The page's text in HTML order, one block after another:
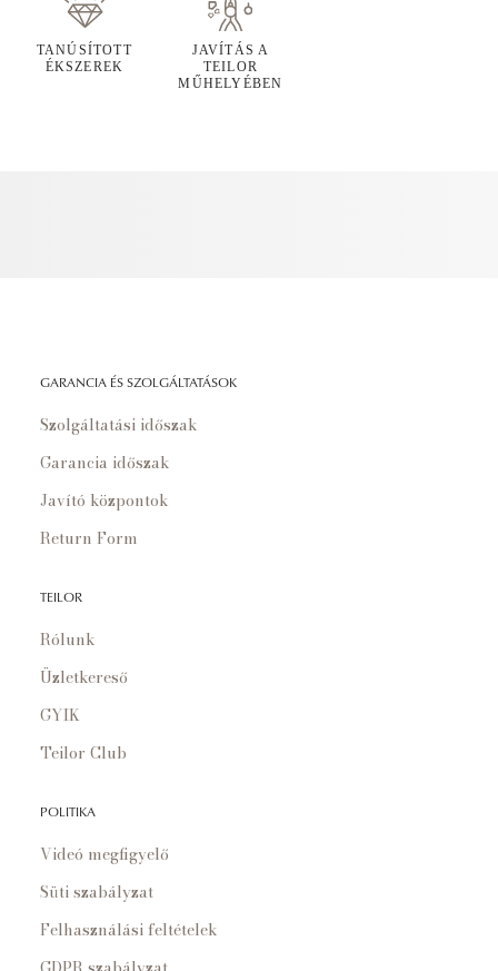
TANÚSÍTOTT
ÉKSZEREK
JAVÍTÁS A
TEILOR
MŰHELYÉBEN
GARANCIA ÉS SZOLGÁLTATÁSOK
Szolgáltatási időszak
Garancia időszak
Javító központok
Return Form
TEILOR
Rólunk
Üzletkereső
GYIK
Teilor Club
POLITIKA
Videó megfigyelő
Süti szabályzat
Felhasználási feltételek